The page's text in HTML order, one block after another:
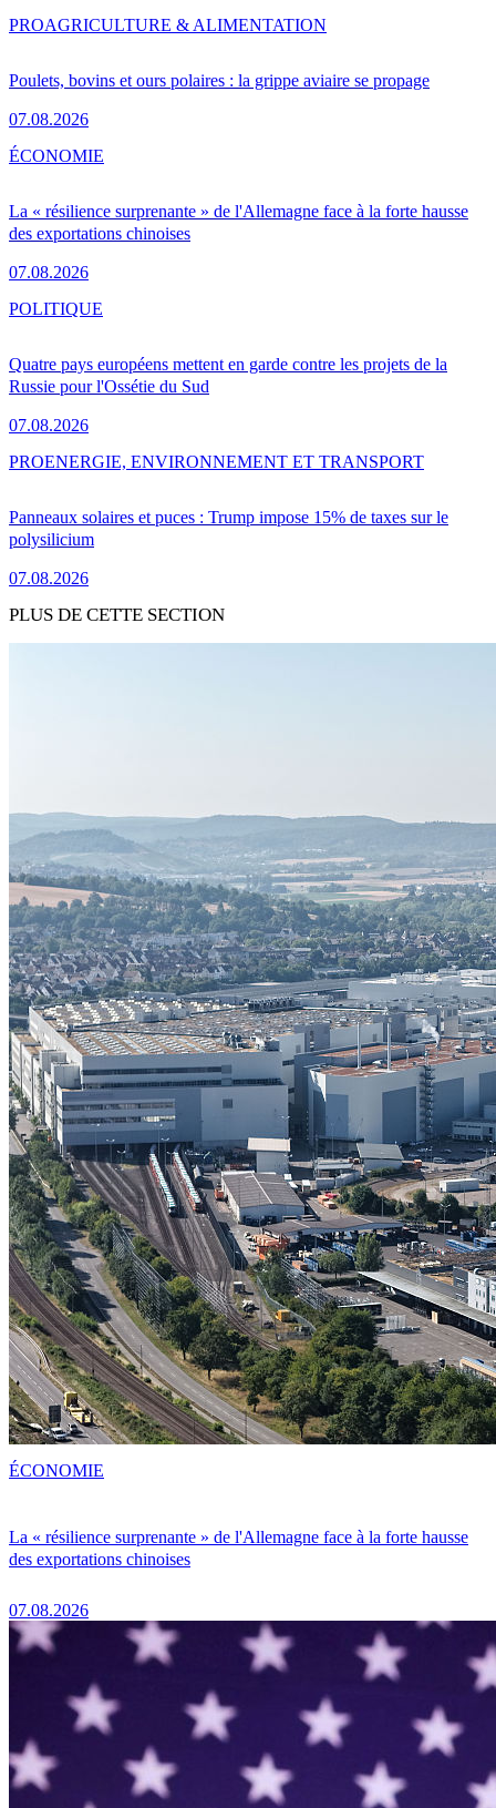
Poulets, bovins et ours polaires : la grippe aviaire se propage
07.08.2026
PROAGRICULTURE & ALIMENTATION
La « résilience surprenante » de l'Allemagne face à la forte hausse
des exportations chinoises
07.08.2026
ÉCONOMIE
Quatre pays européens mettent en garde contre les projets de la
Russie pour l'Ossétie du Sud
07.08.2026
POLITIQUE
Panneaux solaires et puces : Trump impose 15% de taxes sur le
polysilicium
07.08.2026
PROENERGIE, ENVIRONNEMENT ET TRANSPORT
PLUS DE CETTE SECTION
La « résilience surprenante » de l'Allemagne face à la forte hausse
des exportations chinoises
07.08.2026
ÉCONOMIE